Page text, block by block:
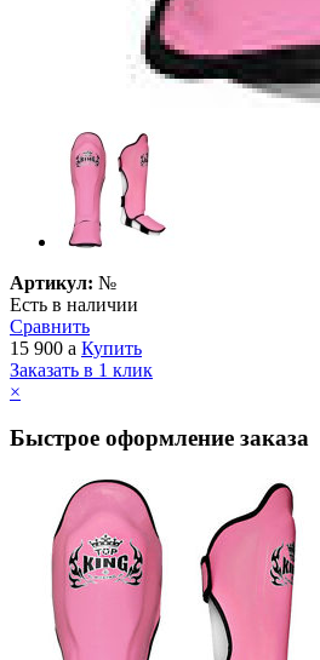
Артикул: №
Есть в наличии
Сравнить
15 900 a Купить
Заказать в 1 клик
×
Быстрое оформление заказа